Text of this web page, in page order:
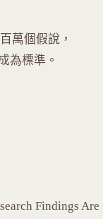
萬個假說，
為標準。
Findings Are